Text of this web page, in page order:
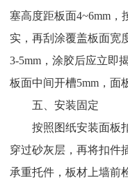
塞高度距板面4~6mm
实，再刮涂覆盖板面宽
3-5mm，涂胶后应立即
板面中间开槽5mm，面
五、安装固定
按照图纸安装面板
穿过砂灰层，再将扣件
承重托件，板材上墙前